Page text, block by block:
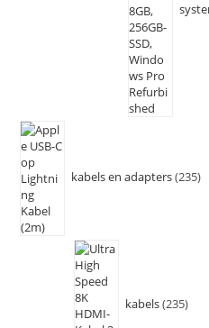
kabels en adapters 235
kabels 235